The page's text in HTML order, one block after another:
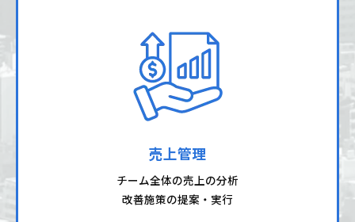
売上管理
チーム全体の売上の分析
改善施策の提案・実行